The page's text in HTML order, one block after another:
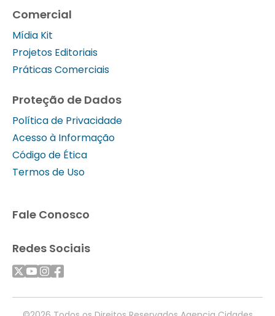
Comercial
Mídia Kit
Projetos Editoriais
Práticas Comerciais
Proteção de Dados
Política de Privacidade
Acesso à Informação
Código de Ética
Termos de Uso
Fale Conosco
Redes Sociais